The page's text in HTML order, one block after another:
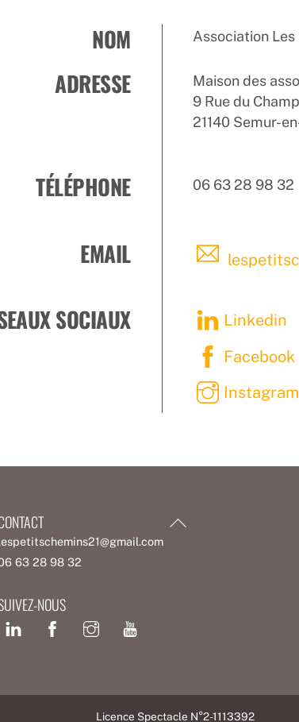
NOM Association
ADRESSE
Maison des
9 Rue du
21140 Semur-
TÉLÉPHONE 06 63 28 98 32
EMAIL
SOCIAUX
Linkedin
Facebook
Instagram
Back
63 28 98 32
NOUS
Facebook
Licence Spectacle N°2-1113392